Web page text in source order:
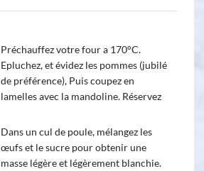
Préchauffez votre four a 170°C.
Epluchez, et évidez les pommes (jubilé
de préférence), Puis coupez en
lamelles avec la mandoline. Réservez
Dans un cul de poule, mélangez les
œufs et le sucre pour obtenir une
masse légère et légèrement blanchie.